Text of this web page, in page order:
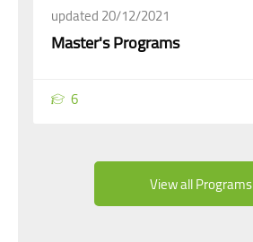
updated 20/12/2021
Master's Programs
6
View all Programs